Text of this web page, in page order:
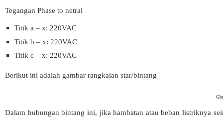
Tegangan Phase to netral
Titik a – x: 220VAC
Titik b – x: 220VAC
Titik c – x: 220VAC
Berikut ini adalah gambar rangkaian star/bintang
Dalam hubungan bintang ini, jika hambatan atau beban listriknya